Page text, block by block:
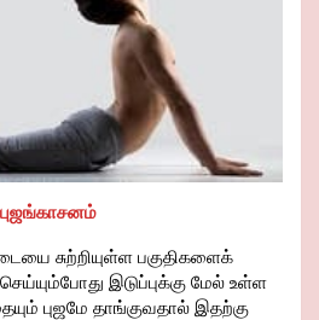
புஜங்காசனம்
சுற்றியுள்ள பகுதிகளைக்
இடுப்புக்கு மேல் உள்ள
புஜமே தாங்குவதால் இதற்கு